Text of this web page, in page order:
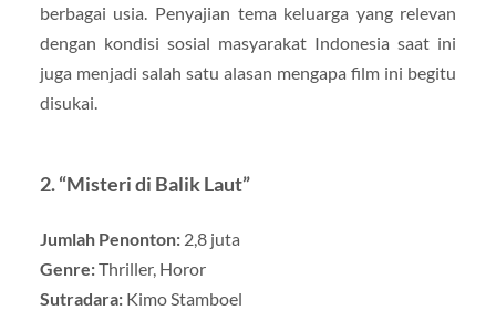
berbagai usia. Penyajian tema keluarga yang relevan
dengan kondisi sosial masyarakat Indonesia saat ini
juga menjadi salah satu alasan mengapa film ini begitu
disukai.
2.“Misteri di Balik Laut”
Jumlah Penonton:2,8 juta
Genre:Thriller, Horor
Sutradara:Kimo Stamboel